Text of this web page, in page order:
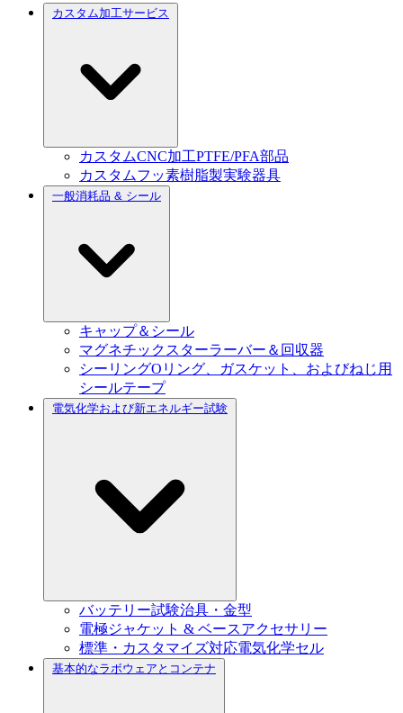
カスタム加工サービス
カスタムCNC加工PTFE/PFA部品
カスタムフッ素樹脂製実験器具
一般消耗品 & シール
キャップ＆シール
マグネチックスターラーバー＆回収器
シーリングOリング、ガスケット、およびねじ用
シールテープ
電気化学および新エネルギー試験
バッテリー試験治具・金型
電極ジャケット & ベースアクセサリー
標準・カスタマイズ対応電気化学セル
基本的なラボウェアとコンテナ